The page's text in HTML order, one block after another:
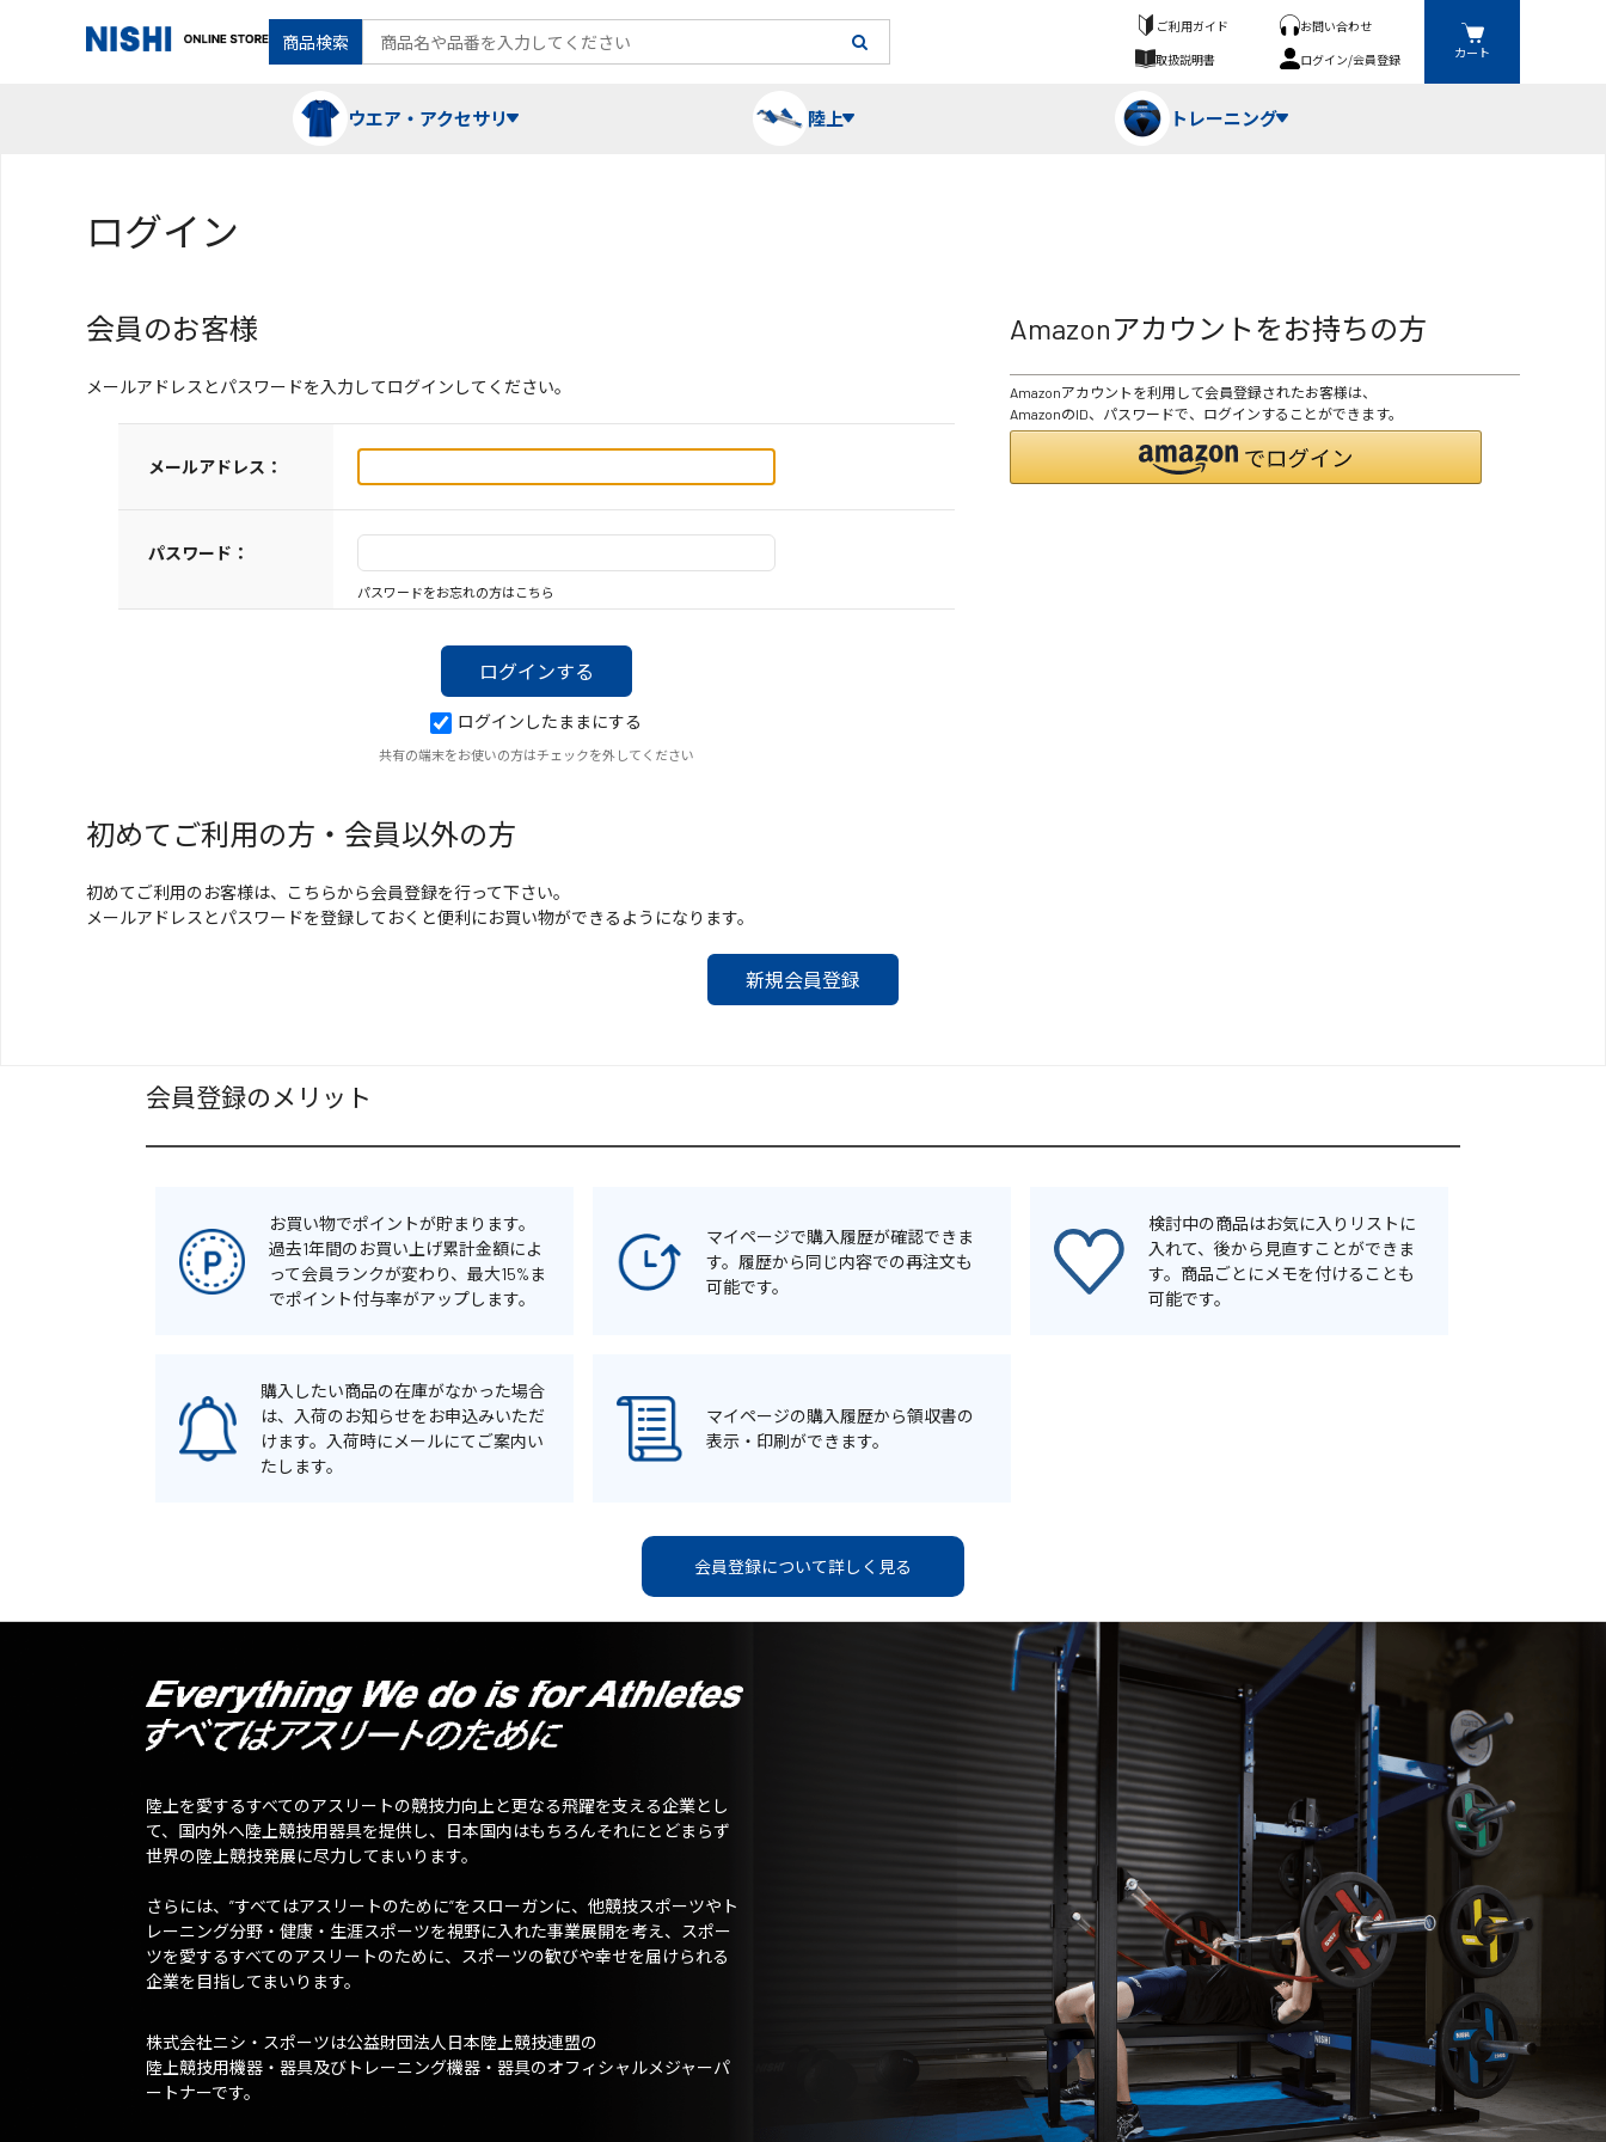
商品検索
ご利用ガイド
お問い合わせ
取扱説明書
ログイン/会員登録 カート
ウエア・アクセサリ
トレーニングスーツ
ベスト
コート ソックス 手袋
陸上 トレーニング
フィットネス機器
ミニハードル・ハードル
メディシンボール ラダー・マーカー
ログイン
会員のお客様
メールアドレスとパスワードを入力してログインしてください。
メールアドレス：
パスワード：
パスワードをお忘れの方はこちら
ログインしたままにする
共有の端末をお使いの方はチェックを外してください
Amazonアカウントをお持ちの方
Amazonアカウントを利用して会員登録されたお客様は、
AmazonのID、パスワードで、ログインすることができます。
初めてご利用の方・会員以外の方
初めてご利用のお客様は、こちらから会員登録を行って下さい。
メールアドレスとパスワードを登録しておくと便利にお買い物ができるようになります。
会員登録のメリット
お買い物でポイントが貯まります。
過去1年間のお買い上げ累計金額によ
って会員ランクが変わり、最大15%ま
でポイント付与率がアップします。
マイページで購入履歴が確認できま
す。履歴から同じ内容での再注文も
可能です。
検討中の商品はお気に入りリストに
入れて、後から見直すことができま
す。商品ごとにメモを付けることも
可能です。
購入したい商品の在庫がなかった場合
は、入荷のお知らせをお申込みいただ
けます。入荷時にメールにてご案内い
たします。
マイページの購入履歴から領収書の
表示・印刷ができます。
会員登録について詳しく見る
陸上を愛するすべてのアスリートの競技力向上と更なる飛躍を支える企業とし
て、国内外へ陸上競技用器具を提供し、日本国内はもちろんそれにとどまらず
世界の陸上競技発展に尽力してまいります。
さらには、”すべてはアスリートのために”をスローガンに、他競技スポーツやト
レーニング分野・健康・生涯スポーツを視野に入れた事業展開を考え、スポー
ツを愛するすべてのアスリートのために、スポーツの歓びや幸せを届けられる
企業を目指してまいります。
株式会社ニシ・スポーツは公益財団法人日本陸上競技連盟の
陸上競技用機器・器具及びトレーニング機器・器具のオフィシャルメジャーパ
ートナーです。